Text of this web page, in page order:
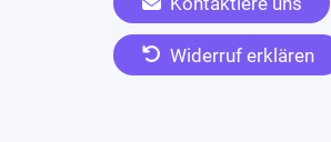
Widerruf erklären